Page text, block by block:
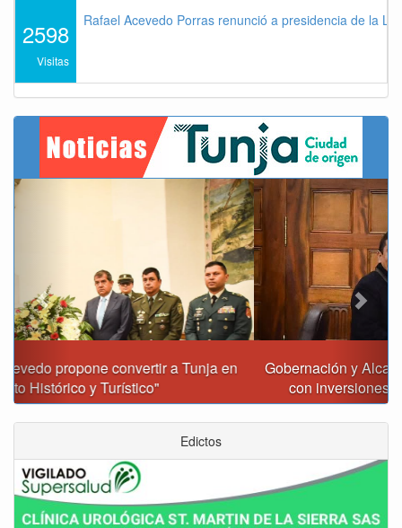
2598
Visitas
Rafael Acevedo Porras renunció a presidencia de la
Gobernación y Alcaldía de Tunja revisan 120 proyectos
con inversiones superiores a $385.000 millones
Next
Edictos